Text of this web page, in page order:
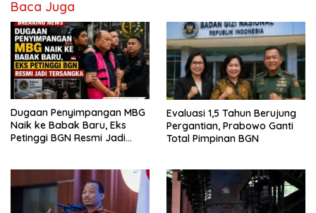
Baca Juga
Dugaan Penyimpangan MBG
Naik ke Babak Baru, Eks
Petinggi BGN Resmi Jadi
Evaluasi 1,5 Tahun Berujung
Pergantian, Prabowo Ganti
Total Pimpinan BGN